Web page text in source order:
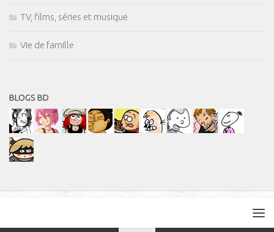
TV, films, séries et musique
Vie de famille
BLOGS BD